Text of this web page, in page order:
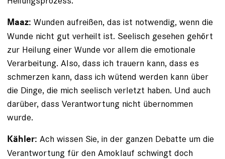
Maaz: Wunden aufreißen, das ist notwendig, wenn die
Wunde nicht gut verheilt ist. Seelisch gesehen gehört
zur Heilung einer Wunde vor allem die emotionale
Verarbeitung. Also, dass ich trauern kann, dass es
schmerzen kann, dass ich wütend werden kann über
die Dinge, die mich seelisch verletzt haben. Und auch
darüber, dass Verantwortung nicht übernommen
wurde.
Kähler: Ach wissen Sie, in der ganzen Debatte um die
Verantwortung für den Amoklauf schwingt doch